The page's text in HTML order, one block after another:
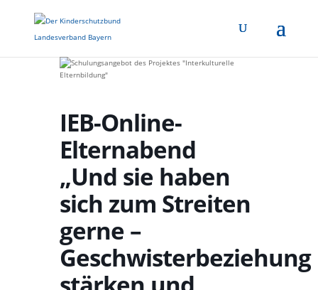
IEB-Online-
Elternabend
„Und sie haben
sich zum Streiten
gerne –
Geschwisterbeziehung